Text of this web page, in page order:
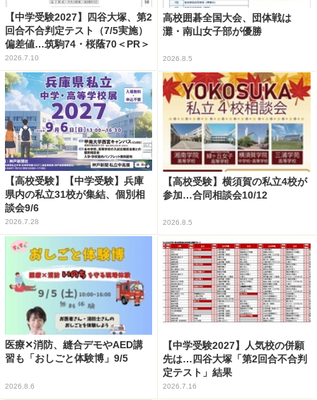
【中学受験2027】四谷大塚、第2
回合不合判定テスト（7/5実施）
偏差値…筑駒74・桜蔭70＜PR＞
2026.7.10
高校囲碁全国大会、団体戦は
灘・南山女子部が優勝
2026.8.5
【高校受験】【中学受験】兵庫
県内の私立31校が集結、個別相
談会9/6
2026.7.28
【高校受験】横須賀の私立4校が
参加…合同相談会10/12
2026.8.5
医療✕消防、縫合デモやAED講
習も「おしごと体験博」9/5
2026.8.6
【中学受験2027】人気校の併願
先は…四谷大塚「第2回合不合判
定テスト」結果
2026.7.16